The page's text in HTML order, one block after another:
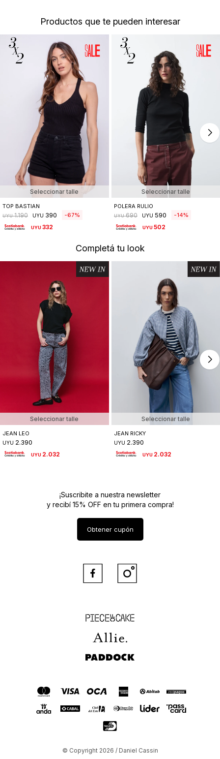
Productos que te pueden interesar
Seleccionar talle
TOP BASTIAN
UYU 1.190 UYU 390 67
UYU332
Seleccionar talle
POLERA RULIO
UYU 690 UYU 590 14
UYU 502
Completá tu look
Seleccionar talle
JEAN LEO
UYU 2.390
UYU 2.032
Seleccionar talle
JEAN RICKY
UYU 2.390
UYU 2.032
Piece of Cake
Allie
Paddock
¡Suscribite a nuestra newsletter
y recibí 15% OFF en tu primera compra!
Obtener cupón
 
© Copyright 2026 / Daniel Cassin